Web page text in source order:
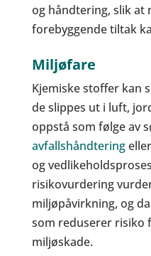
og håndtering, slik at
forebyggende tiltak
Miljøfare
Kjemiske stoffer kan
de slippes ut i luft,
oppstå som følge av
avfallshåndtering
og
risikovurdering
miljøpåvirkning, og
som reduserer risiko
miljøskade.